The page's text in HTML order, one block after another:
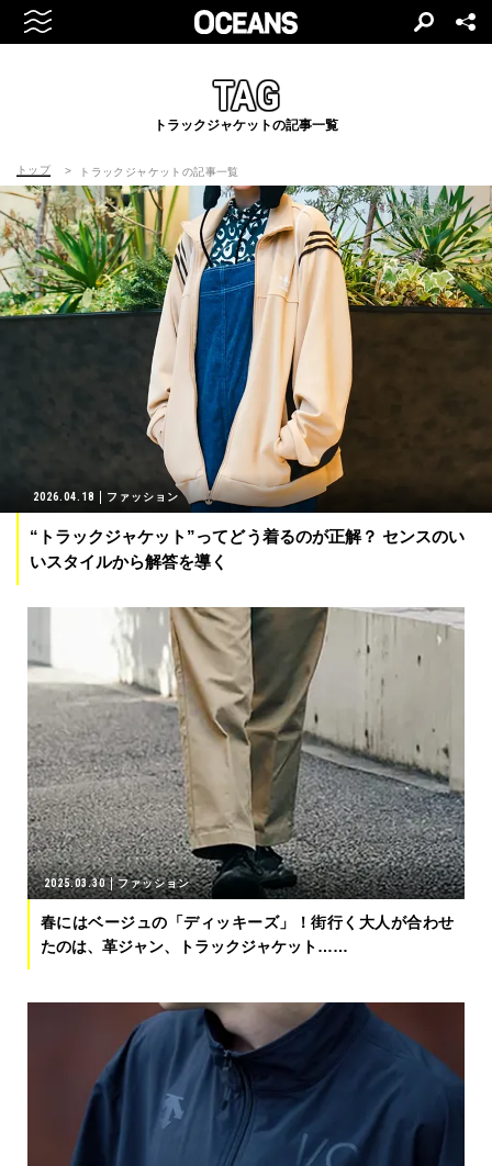
TAG
トラックジャケットの記事一覧
トップ トラックジャケットの記事一覧
2026.04.18 ファッション
“トラックジャケット”ってどう着るのが正解？ センスのい
いスタイルから解答を導く
2025.03.30 ファッション
春にはベージュの「ディッキーズ」！街行く大人が合わせ
たのは、革ジャン、トラックジャケット……